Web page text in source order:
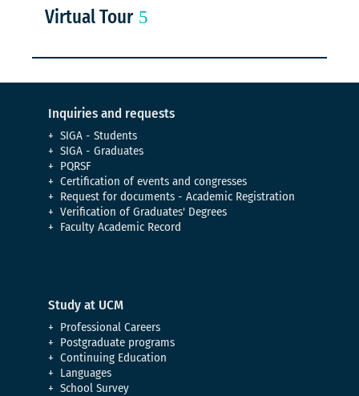
Virtual Tour
Inquiries and requests
SIGA - Students
SIGA - Graduates
PQRSF
Certification of events and congresses
Request for documents - Academic Registration
Verification of Graduates' Degrees
Faculty Academic Record
Study at UCM
Professional Careers
Postgraduate programs
Continuing Education
Languages
School Survey